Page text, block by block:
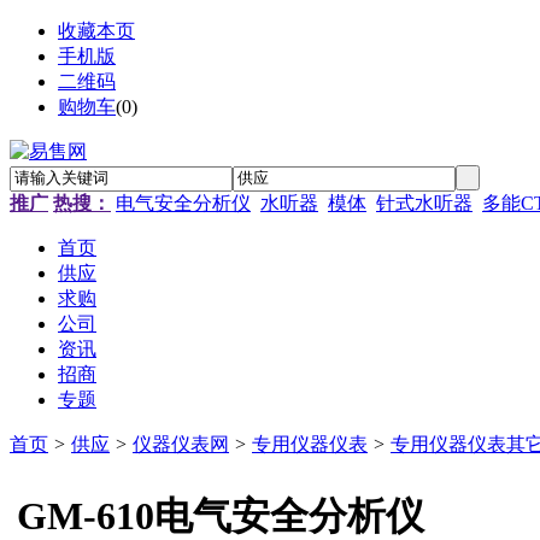
收藏本页
手机版
二维码
购物车(0)
推广 热搜： 电气安全分析仪 水听器 模体 针式水听器 多能
首页
供应
求购
公司
资讯
招商
专题
首页 > 供应 > 仪器仪表网 > 专用仪器仪表 > 专用仪器仪表其
GM-610电气安全分析仪